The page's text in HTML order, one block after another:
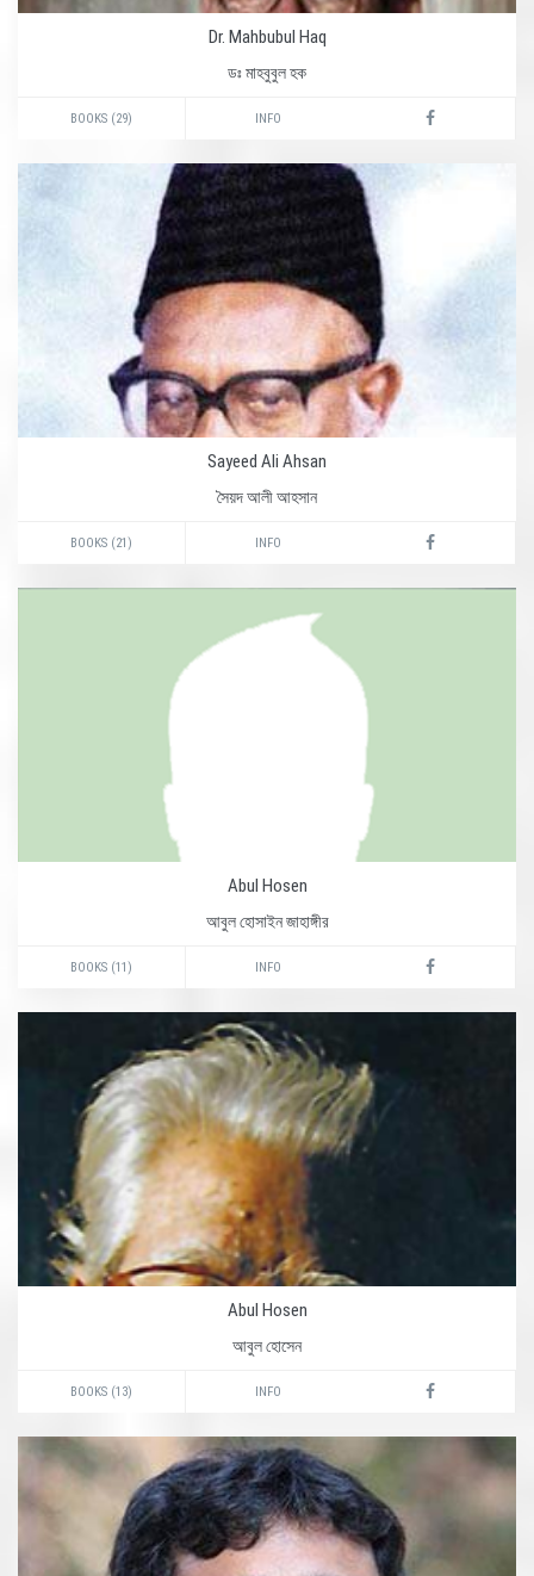
Dr. Mahbubul Haq
ডঃ মাহবুবুল হক
BOOKS (29) INFO
Sayeed Ali Ahsan
সৈয়দ আলী আহসান
BOOKS (21) INFO
Abul Hosen
আবুল হোসাইন জাহাঙ্গীর
BOOKS (11) INFO
Abul Hosen
আবুল হোসেন
BOOKS (13) INFO